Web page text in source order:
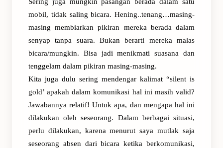
mobil, tidak saling bicara. Hening..tenang…masing-
masing membiarkan pikiran mereka berada dalam
senyap tanpa suara. Bukan berarti mereka malas
bicara/mungkin. Bisa jadi menikmati suasana dan
tenggelam dalam pikiran masing-masing.
Kita juga dulu sering mendengar kalimat “silent is
gold’ apakah dalam komunikasi hal ini masih valid?
Jawabannya relatif! Untuk apa, dan mengapa hal ini
dilakukan oleh seseorang. Dalam berbagai situasi,
perlu dilakukan, karena menurut saya mutlak saja
seseorang absen dari bicara ketika berkomunikasi,